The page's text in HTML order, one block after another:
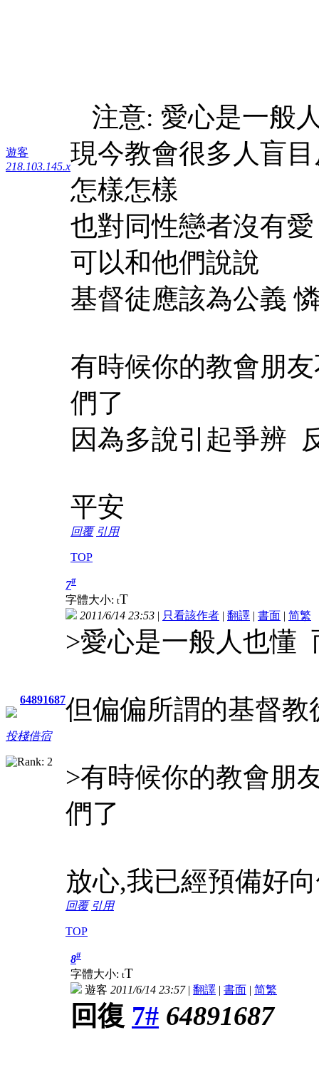
遊客
218.103.145.x
注意: 愛心是一般
現今教會很多人盲
怎樣怎樣
也對同性戀者沒有
可以和他們說
基督徒應該為公義
有時候你的教會朋
們了
因為多說引起爭辨
平安
回覆 引用
TOP
64891687
投棧借宿
7#
字體大小: tT
2011/6/14 23:53 | 只看該作者 | 翻譯 | 書面 | 简繁
>愛心是一般人也懂
但偏偏所謂的基督教
>有時候你的教會朋
們了
放心,我已經預備好
回覆 引用
TOP
8#
字體大小: tT
遊客 2011/6/14 23:57| 翻譯 | 書面 | 简繁
回復 7# 64891687